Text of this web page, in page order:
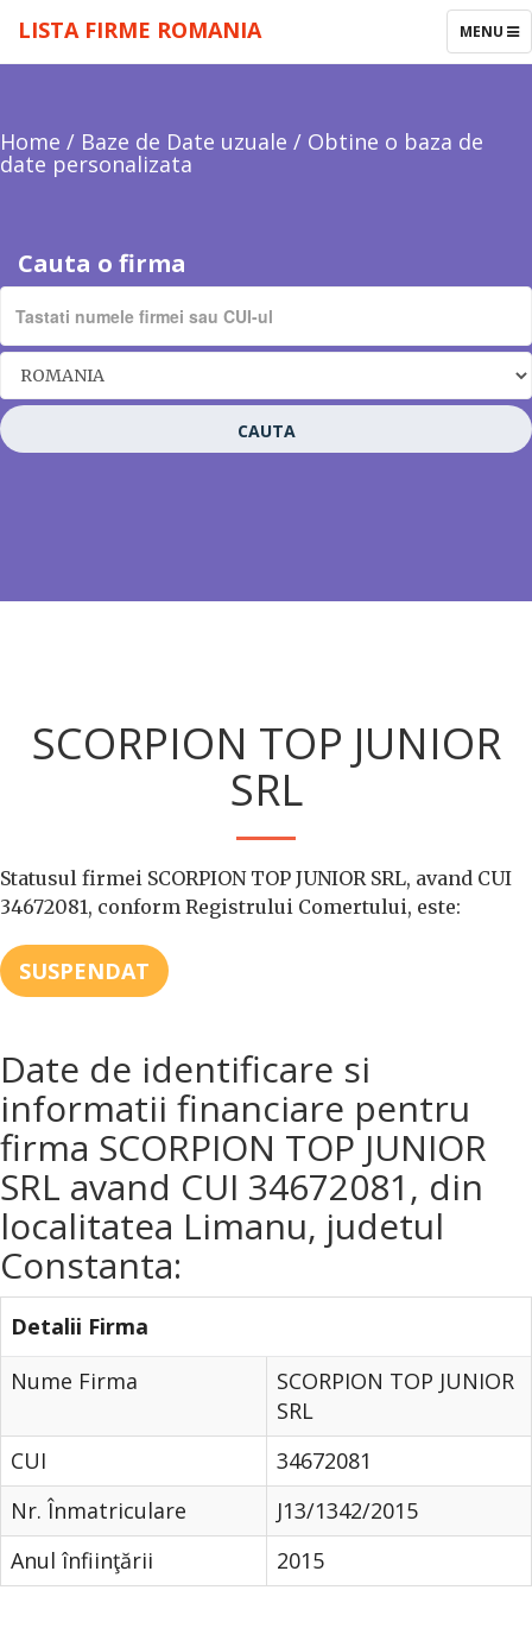
TOGGLE
MENU
LISTA FIRME ROMANIA
Home / Baze de Date uzuale / Obtine o baza de
date personalizata
Cauta o firma
CAUTA
SCORPION TOP JUNIOR
SRL
Statusul firmei SCORPION TOP JUNIOR SRL, avand CUI
34672081, conform Registrului Comertului, este:
SUSPENDAT
Date de identificare si
informatii financiare pentru
firma SCORPION TOP JUNIOR
SRL avand CUI 34672081, din
localitatea Limanu, judetul
Constanta:
Detalii Firma
Nume Firma
SCORPION TOP JUNIOR
SRL
CUI
34672081
Nr. Înmatriculare
J13/1342/2015
Anul înfiinţării
2015